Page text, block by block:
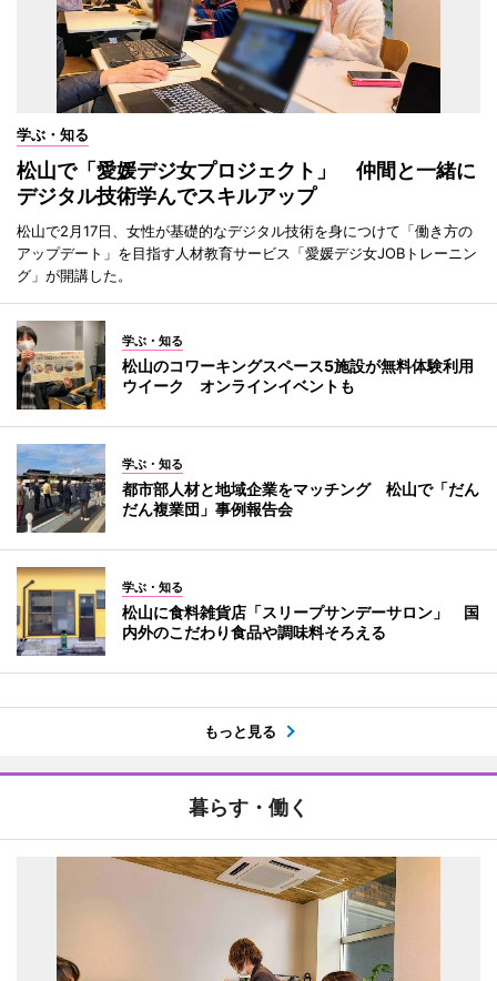
学ぶ・知る
松山で「愛媛デジ女プロジェクト」 仲間と一緒に
デジタル技術学んでスキルアップ
松山で2月17日、女性が基礎的なデジタル技術を身につけて「働き方の
アップデート」を目指す人材教育サービス「愛媛デジ女JOBトレーニン
グ」が開講した。
学ぶ・知る
松山のコワーキングスペース5施設が無料体験利用
ウイーク オンラインイベントも
学ぶ・知る
都市部人材と地域企業をマッチング 松山で「だん
だん複業団」事例報告会
学ぶ・知る
松山に食料雑貨店「スリープサンデーサロン」 国
内外のこだわり食品や調味料そろえる
もっと見る
暮らす・働く